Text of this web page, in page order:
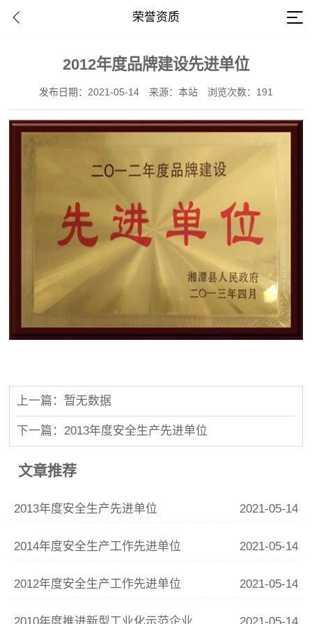
荣誉资质
2012年度品牌建设先进单位
发布日期：2021-05-14 来源：本站 浏览次数：191
上一篇：暂无数据
下一篇：2013年度安全生产先进单位
文章推荐
2013年度安全生产先进单位 2021-05-14
2014年度安全生产工作先进单位 2021-05-14
2012年度安全生产工作先进单位 2021-05-14